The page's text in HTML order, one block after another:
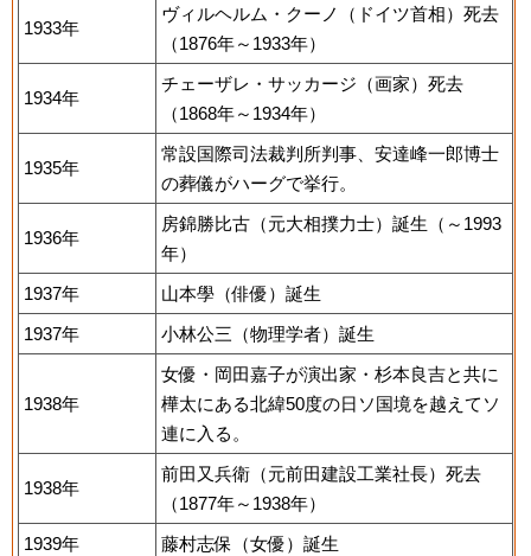
1933年
ヴィルヘルム・クーノ（ドイツ首相）死去
（1876年～1933年）
1934年
チェーザレ・サッカージ（画家）死去
（1868年～1934年）
1935年
常設国際司法裁判所判事、安達峰一郎博士
の葬儀がハーグで挙行。
1936年
房錦勝比古（元大相撲力士）誕生（～1993
年）
1937年
山本學（俳優）誕生
1937年
小林公三（物理学者）誕生
1938年
女優・岡田嘉子が演出家・杉本良吉と共に
樺太にある北緯50度の日ソ国境を越えてソ
連に入る。
1938年
前田又兵衛（元前田建設工業社長）死去
（1877年～1938年）
1939年
藤村志保（女優）誕生